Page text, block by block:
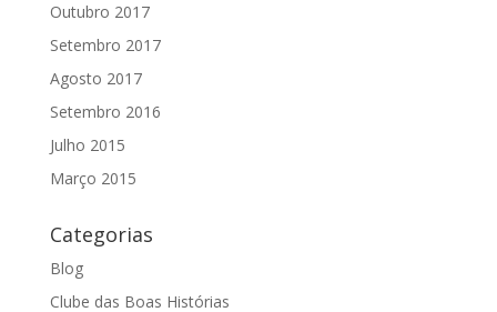
Outubro 2017
Setembro 2017
Agosto 2017
Setembro 2016
Julho 2015
Março 2015
Categorias
Blog
Clube das Boas Histórias